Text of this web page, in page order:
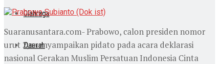
Olahraga
Daerah
Suaranusantara.com- Prabowo, calon presiden nomor
urut 2, menyampaikan pidato pada acara deklarasi
nasional Gerakan Muslim Persatuan Indonesia Cinta